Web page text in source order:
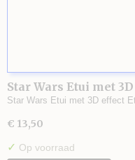
Star Wars Etui met
Star Wars Etui met 3D effect
€ 13,50
✓ Op voorraad